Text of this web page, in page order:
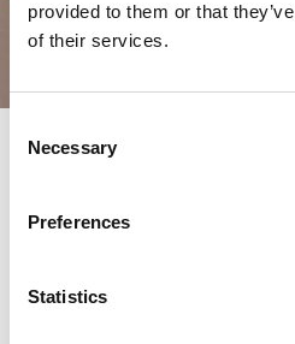
provided to them or that
of their services.
Selection
Necessary
Preferences
Statistics
Ihre
dem